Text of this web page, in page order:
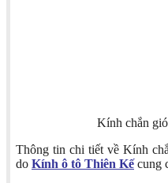
Kính chắn
Thông tin chi tiết về Kính
do Kính ô tô Thiên Kếcung